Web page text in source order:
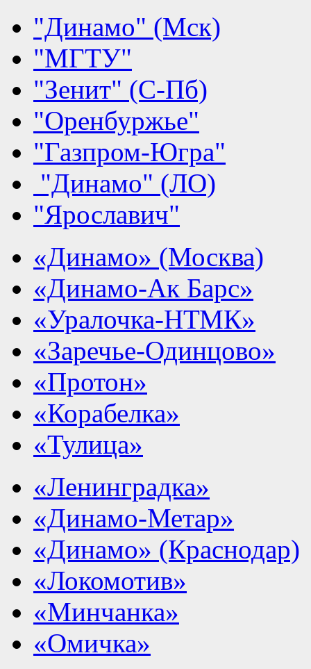
"Динамо" (Мск)
"МГТУ"
"Зенит" (С-Пб)
"Оренбуржье"
"Газпром-Югра"
"Динамо" (ЛО)
"Ярославич"
«Динамо» (Москва)
«Динамо-Ак Барс»
«Уралочка-НТМК»
«Заречье-Одинцово»
«Протон»
«Корабелка»
«Тулица»
«Ленинградка»
«Динамо-Метар»
«Динамо» (Краснодар)
«Локомотив»
«Минчанка»
«Омичка»